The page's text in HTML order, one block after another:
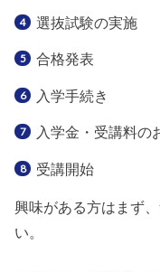
選抜試験の実施
合格発表
入学手続き
入学金・受講料の
受講開始
興味がある方はまず
い。